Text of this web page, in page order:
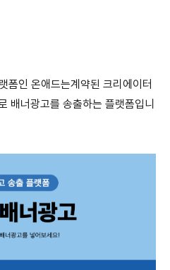
폼인 온애드는계약된 크리에이터
배너광고를 송출하는 플랫폼입니